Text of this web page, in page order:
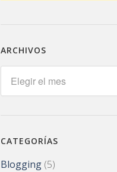
ARCHIVOS
CATEGORÍAS
Blogging (5)